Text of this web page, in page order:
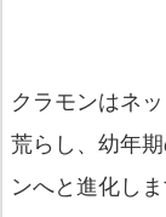
クラモンはネ
荒らし、幼年
ンへと進化しま